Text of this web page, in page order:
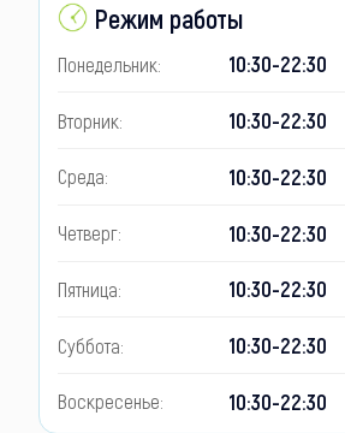
Режим работы
Понедельник: 10:30-22:30
Вторник: 10:30-22:30
Среда: 10:30-22:30
Четверг: 10:30-22:30
Пятница: 10:30-22:30
Суббота: 10:30-22:30
Воскресенье: 10:30-22:30